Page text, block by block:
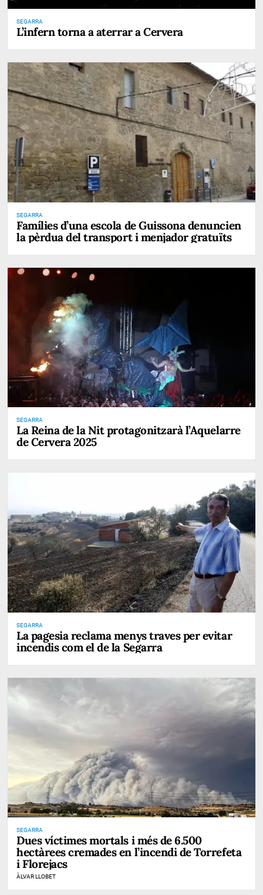
SEGARRA
L’infern torna a aterrar a Cervera
SEGARRA
Famílies d’una escola de Guissona denuncien
la pèrdua del transport i menjador gratuïts
SEGARRA
La Reina de la Nit protagonitzarà l’Aquelarre
de Cervera 2025
SEGARRA
La pagesia reclama menys traves per evitar
incendis com el de la Segarra
SEGARRA
Dues víctimes mortals i més de 6.500
hectàrees cremades en l’incendi de Torrefeta
i Florejacs
ÀLVAR LLOBET